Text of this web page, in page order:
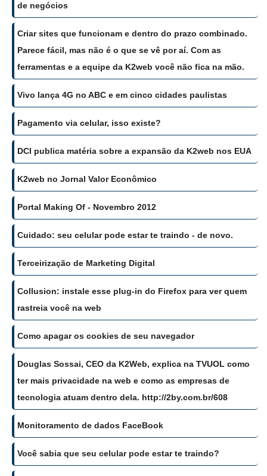
de negócios
Criar sites que funcionam e dentro do prazo combinado.
Parece fácil, mas não é o que se vê por aí. Com as
ferramentas e a equipe da K2web você não fica na mão.
Vivo lança 4G no ABC e em cinco cidades paulistas
Pagamento via celular, isso existe?
DCI publica matéria sobre a expansão da K2web nos EUA
K2web no Jornal Valor Econômico
Portal Making Of - Novembro 2012
Cuidado: seu celular pode estar te traindo - de novo.
Terceirização de Marketing Digital
Collusion: instale esse plug-in do Firefox para ver quem
rastreia você na web
Como apagar os cookies de seu navegador
Douglas Sossai, CEO da K2Web, explica na TVUOL como
ter mais privacidade na web e como as empresas de
tecnologia atuam dentro dela. http://2by.com.br/608
Monitoramento de dados FaceBook
Você sabia que seu celular pode estar te traindo?